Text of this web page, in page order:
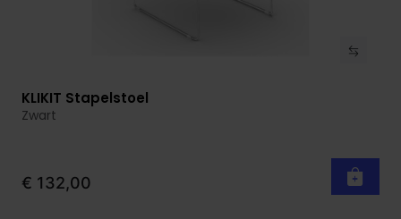
Bekijk product
KLIKIT Stapelstoel
Zwart
€ 132,00